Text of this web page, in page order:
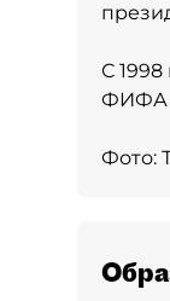
С 1998
Фото: